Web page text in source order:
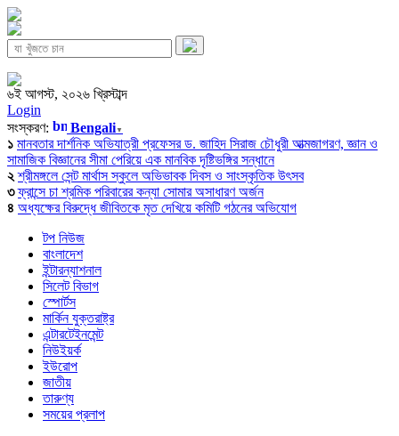
৬ই আগস্ট, ২০২৬ খ্রিস্টাব্দ
Login
সংস্করণ:
Bengali▼
১ মানবতার দার্শনিক অভিযাত্রী প্রফেসর ড. জাহিদ সিরাজ চৌধুরী আত্মজাগরণ, জ্ঞান ও
সামাজিক বিজ্ঞানের সীমা পেরিয়ে এক মানবিক দৃষ্টিভঙ্গির সন্ধানে
২ শ্রীমঙ্গলে সেন্ট মার্থাস স্কুলে অভিভাবক দিবস ও সাংস্কৃতিক উৎসব
৩ ফ্রান্সে চা শ্রমিক পরিবারের কন্যা সোমার অসাধারণ অর্জন
৪ অধ্যক্ষের বিরুদ্ধে জীবিতকে মৃত দেখিয়ে কমিটি গঠনের অভিযোগ
টপ নিউজ
বাংলাদেশ
ইন্টারন্যাশনাল
সিলেট বিভাগ
স্পোর্টস
মার্কিন যুক্তরাষ্ট্র
এন্টারটেইনমেন্ট
নিউইয়র্ক
ইউরোপ
জাতীয়
তারুণ্য
সময়ের প্রলাপ